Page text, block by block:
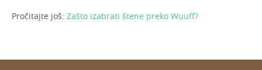
Pročitajte još: Zašto izabrati štene preko Wuuff?